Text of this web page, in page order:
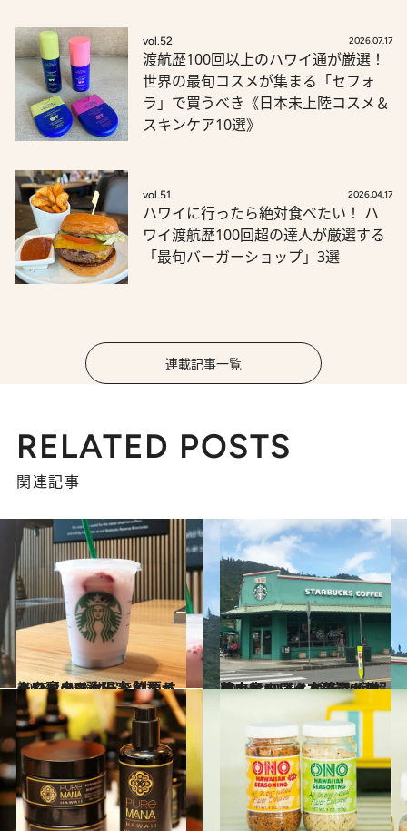
vol.52 2026.07.17
渡航歴100回以上のハワイ通が厳選！
世界の最旬コスメが集まる「セフォ
ラ」で買うべき《日本未上陸コスメ＆
スキンケア10選》
vol.51 2026.04.17
ハワイに行ったら絶対食べたい！ ハ
ワイ渡航歴100回超の達人が厳選する
「最旬バーガーショップ」3選
連載記事一覧
RELATED POSTS
関連記事
2018.10.31
ハワイのスタバで飲めるドリンク9選 限定メニューや裏メニューを制覇せよ
旅＆お出かけ 2018.10.12
ハワイのスタバで買えるお土産10選！ 渡航70回超の人気ハワイ本著者が推薦
旅＆お出かけ